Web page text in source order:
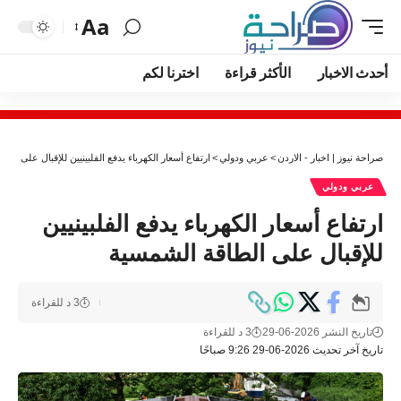
Aa
أحدث الاخبار الأكثر قراءة اخترنا لكم
صراحة نيوز | اخبار - الاردن> عربي ودولي> ارتفاع أسعار الكهرباء يدفع الفلبينيين للإقبال على
عربي ودولي
ارتفاع أسعار الكهرباء يدفع الفلبينيين
للإقبال على الطاقة الشمسية
تاريخ آخر تحديث 2026-06-29 9:26 صباحًا
تاريخ النشر 2026-06-29 3 د للقراءة
3 د للقراءة